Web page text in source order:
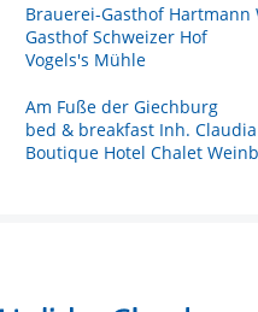
Brauerei-Gasthof Hartmann
Gasthof Schweizer Hof
Vogels's Mühle
Am Fuße der Giechburg
bed & breakfast Inh.
Boutique Hotel Chalet